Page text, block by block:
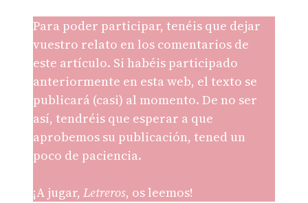
Para poder participar, tenéis que dejar
vuestro relato en los comentarios de
este artículo. Si habéis participado
anteriormente en esta web, el texto se
publicará (casi) al momento. De no ser
así, tendréis que esperar a que
aprobemos su publicación, tened un
poco de paciencia.
¡A jugar, Letreros, os leemos!